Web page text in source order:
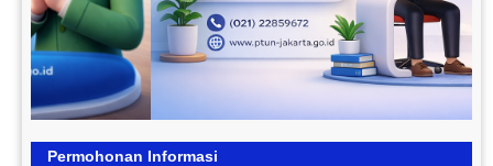
Permohonan Informasi